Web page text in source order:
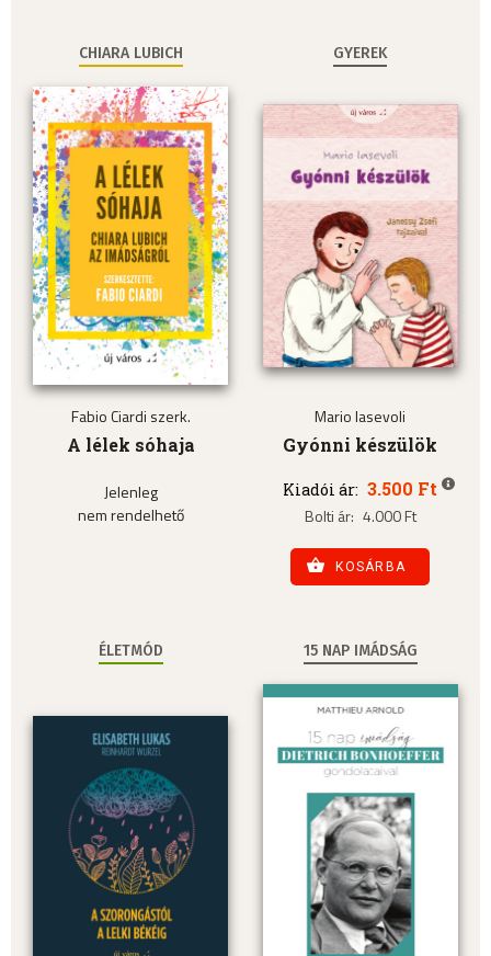
CHIARA LUBICH
Fabio Ciardi szerk.
A lélek sóhaja
Jelenleg
nem rendelhető
GYEREK
Mario Iasevoli
Gyónni készülök
Kiadói ár: 3.500 Ft
Bolti ár: 4.000 Ft
KOSÁRBA
ÉLETMÓD 15 NAP IMÁDSÁG